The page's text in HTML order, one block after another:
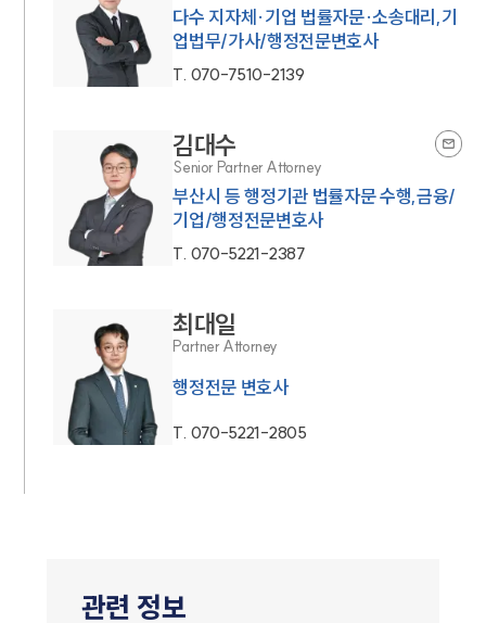
다수 지자체·기업 법률자문·소송대리,기
업법무/가사/행정전문변호사
T. 070-7510-2139
김대수
Senior Partner Attorney
부산시 등 행정기관 법률자문 수행,금융/
기업/행정전문변호사
T. 070-5221-2387
최대일
Partner Attorney
행정전문 변호사
T. 070-5221-2805
관련 정보